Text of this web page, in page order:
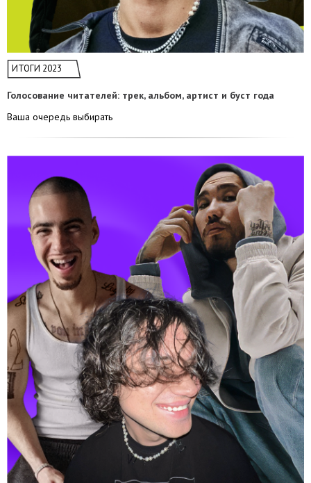
ИТОГИ 2023
Голосование читателей: трек, альбом, артист и буст года
Ваша очередь выбирать